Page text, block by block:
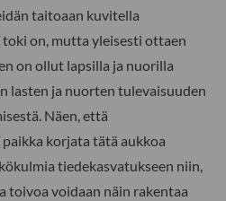
taitoaan kuvitella
on, mutta yleisesti ottaen
on ollut lapsilla ja nuorilla
lasten ja nuorten tulevaisuuden
Näen, että
korjata tätä aukkoa
tiedekasvatukseen niin,
toivoa voidaan näin rakentaa